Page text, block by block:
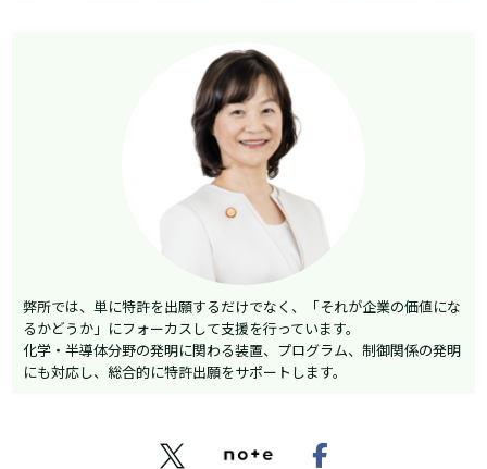
弊所では、単に特許を出願するだけでなく、「それが企業の価値にな
るかどうか」にフォーカスして支援を行っています。
化学・半導体分野の発明に関わる装置、プログラム、制御関係の発明
にも対応し、総合的に特許出願をサポートします。
 